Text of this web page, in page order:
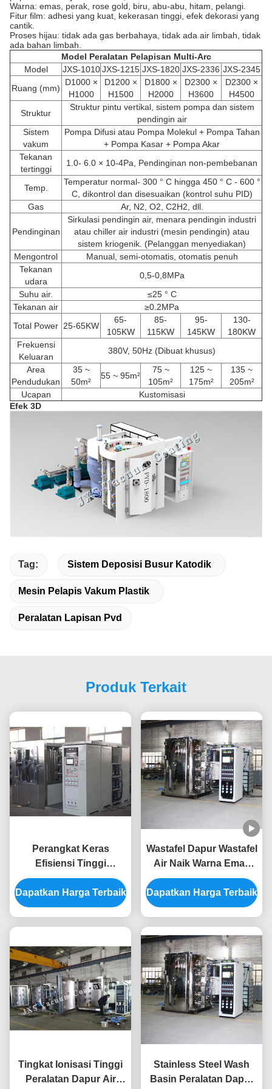
Warna: emas, perak, rose gold, biru, abu-abu, hitam, pelangi.
Fitur film: adhesi yang kuat, kekerasan tinggi, efek dekorasi yang
cantik.
Proses hijau: tidak ada gas berbahaya, tidak ada air limbah, tidak
ada bahan limbah.
Model Peralatan Pelapisan Multi-Arc
Model
JXS-1010 JXS-1215 JXS-1820 JXS-2336 JXS-2345
Ruang (mm)
D1000 ×
H1000
D1200 ×
H1500
D1800 ×
H2000
D2300 ×
H3600
D2300 ×
H4500
Struktur
Struktur pintu vertikal, sistem pompa dan sistem
pendingin air
Sistem
vakum
Pompa Difusi atau Pompa Molekul + Pompa Tahan
+ Pompa Kasar + Pompa Akar
Tekanan
tertinggi
1.0- 6.0 × 10-4Pa, Pendinginan non-pembebanan
Temp.
Temperatur normal- 300 ° C hingga 450 ° C - 600 °
C, dikontrol dan disesuaikan (kontrol suhu PID)
Gas
Ar, N2, O2, C2H2, dll.
Pendinginan
Sirkulasi pendingin air, menara pendingin industri
atau chiller air industri (mesin pendingin) atau
sistem kriogenik. (Pelanggan menyediakan)
Mengontrol
Manual, semi-otomatis, otomatis penuh
Tekanan
udara
0,5-0,8MPa
Suhu air.
≤25 ° C
Tekanan air
≥0.2MPa
Total Power 25-65KW
65-
105KW
85-
115KW
95-
145KW
130-
180KW
Frekuensi
Keluaran
380V, 50Hz (Dibuat khusus)
Area
Pendudukan
35 ~
50m²
55 ~ 95m²
75 ~
105m²
125 ~
175m²
135 ~
205m²
Ucapan
Kustomisasi
Efek 3D
Tag: Sistem Deposisi Busur Katodik
Mesin Pelapis Vakum Plastik
Peralatan Lapisan Pvd
Produk Terkait
Perangkat Keras
Efisiensi Tinggi
Titanium Emas Rose
Gold Warna Hitam PVD
Katodik Peralatan
Dapatkan Harga Terbaik
Wastafel Dapur Wastafel
Air Naik Warna Emas
Warna Hitam Mesin
Pelapisan Vakum PVD
Dapatkan Harga Terbaik
Tingkat Ionisasi Tinggi
Peralatan Dapur Air
Stainless Steel Wash
Basin Peralatan Dapur